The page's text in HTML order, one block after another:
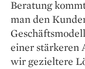
Beratung
man den
einer stärkeren
wir gezieltere